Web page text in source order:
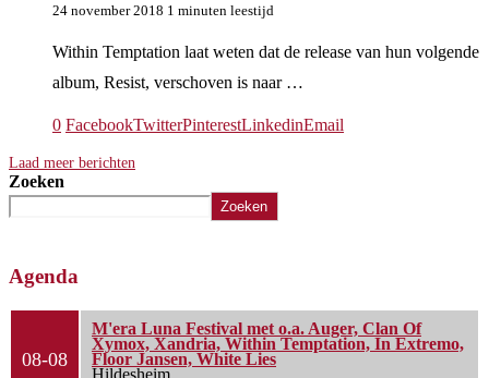
24 november 2018 1 minuten leestijd
Within Temptation laat weten dat de release van hun volgende
album, Resist, verschoven is naar …
0 FacebookTwitterPinterestLinkedinEmail
Laad meer berichten
Zoeken
Zoeken
Agenda
08-08
M'era Luna Festival met o.a. Auger, Clan Of
Xymox, Xandria, Within Temptation, In Extremo,
Floor Jansen, White Lies